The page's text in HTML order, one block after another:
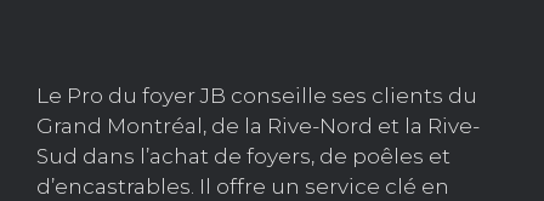
Le Pro du foyer JB conseille ses clients du
Grand Montréal, de la Rive-Nord et la Rive-
Sud dans l’achat de foyers, de poêles et
d’encastrables. Il offre un service clé en